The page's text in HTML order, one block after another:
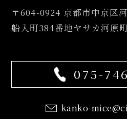
〒604-0924 京都市中京区
船入町384番地ヤサカ河原
075-
kanko-